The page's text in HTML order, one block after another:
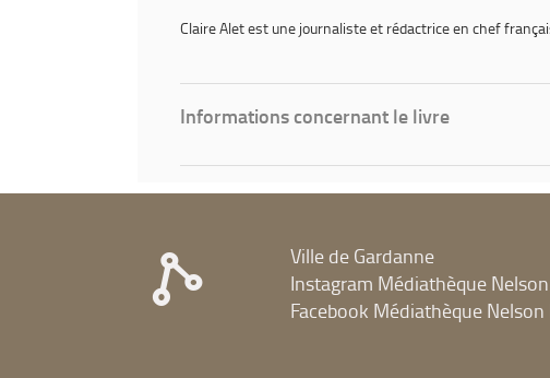
Claire Aletest une journaliste et rédactrice en chef
Informations concernant le livre
Ville de Gardanne
Instagram Médiathèque
Facebook Médiathèque